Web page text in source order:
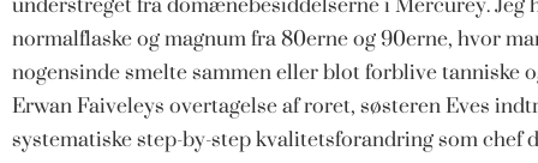
normalflaske og magnum fra 80erne og 90erne, hvor
nogensinde smelte sammen eller blot forblive tanniske
Erwan Faiveleys overtagelse af roret, søsteren Eves
systematiske step-by-step kvalitetsforandring som chef